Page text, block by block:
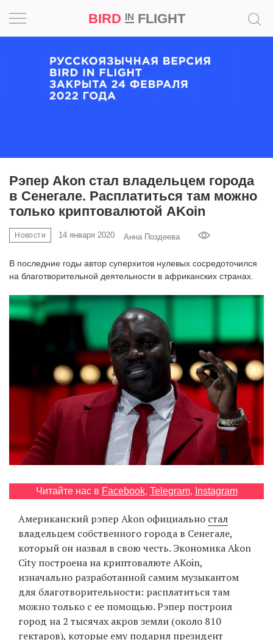
BIRD INFLIGHT
Рэпер Akon стал владельцем города
в Сенегале. Расплатиться там можно
только криптовалютой AKoin
Новости 14 января 2020 Анна Поздеева
В последние годы автор суперхитов нулевых сосредоточился
на благотворительной деятельности в африканских странах.
Читайте нас в Facebook, Telegram, Instagram
Американский рэпер Akon официально стал
владельцем собственного города в Сенегале,
который он назвал в свою честь. Экономика Akon
City построена на криптовалюте AKoin,
изначально разработанной самим музыкантом
для благотворительности: расплатиться там
можно только с ее помощью. Рэпер построил
город на 2 тысячах акров земли (около 810
гектаров), которые ему подарил президент